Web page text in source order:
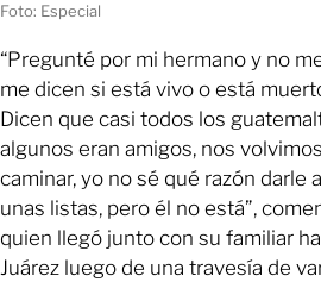
Foto: Especial
“Pregunté por mi hermano y no
me dicen si está vivo o está
Dicen que casi todos los
algunos eran amigos, nos
caminar, yo no sé qué razón darle
unas listas, pero él no está”,
quien llegó junto con su familiar
Juárez luego de una travesía de